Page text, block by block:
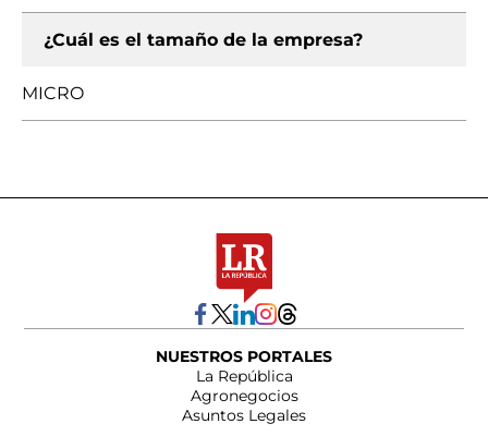
¿Cuál es el tamaño de la empresa?
MICRO
NUESTROS PORTALES
La República
Agronegocios
Asuntos Legales